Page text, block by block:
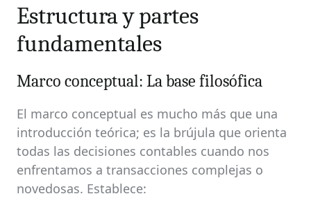
Estructura y partes
fundamentales
Marco conceptual: La base filosófica
El marco conceptual es mucho más que una
introducción teórica; es la brújula que orienta
todas las decisiones contables cuando nos
enfrentamos a transacciones complejas o
novedosas. Establece: